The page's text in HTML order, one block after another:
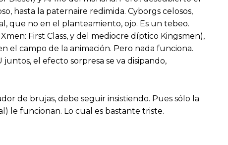
hasta la paternaire redimida. Cyborgs celosos,
que no en el planteamiento, ojo. Es un tebeo.
First Class, y del mediocre díptico Kingsmen),
el campo de la animación. Pero nada funciona.
el efecto sorpresa se va disipando,
de brujas, debe seguir insistiendo. Pues sólo la
le funcionan. Lo cual es bastante triste.